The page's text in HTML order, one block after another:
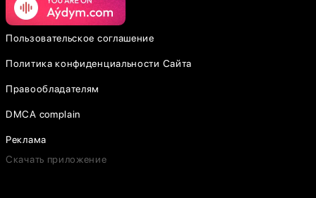
Пользовательское соглашение
Политика конфиденциальности Сайта
Правообладателям
DMCA complain
Реклама
Скачать приложение